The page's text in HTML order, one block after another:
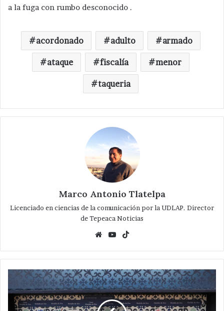
a la fuga con rumbo desconocido .
acordonado adulto armado
ataque fiscalía menor
taqueria
Marco Antonio Tlatelpa
Licenciado en ciencias de la comunicación por la UDLAP. Director
de Tepeaca Noticias
WebsiteYouTube
Productores
mezcal
poblano